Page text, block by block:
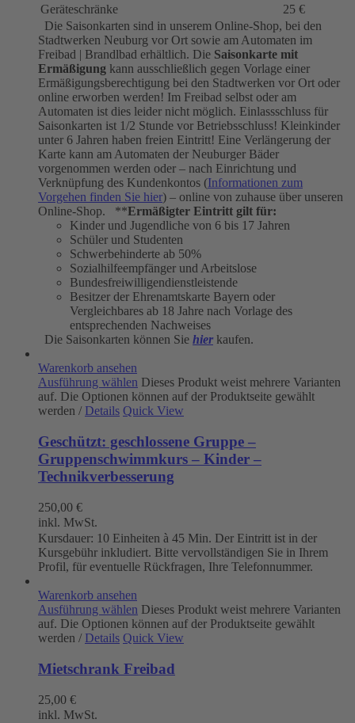
Geräteschränke
25 €
Die Saisonkarten sind in unserem Online-Shop, bei den
Stadtwerken Neuburg vor Ort sowie am Automaten im
Freibad | Brandlbad erhältlich. Die Saisonkarte mit
Ermäßigung kann ausschließlich gegen Vorlage einer
Ermäßigungsberechtigung bei den Stadtwerken vor Ort oder
online erworben werden! Im Freibad selbst oder am
Automaten ist dies leider nicht möglich. Einlassschluss für
Saisonkarten ist 1/2 Stunde vor Betriebsschluss! Kleinkinder
unter 6 Jahren haben freien Eintritt! Eine Verlängerung der
Karte kann am Automaten der Neuburger Bäder
vorgenommen werden oder – nach Einrichtung und
Verknüpfung des Kundenkontos (Informationen zum
Vorgehen finden Sie hier) – online von zuhause über unseren
Online-Shop. **Ermäßigter Eintritt gilt für:
Kinder und Jugendliche von 6 bis 17 Jahren
Schüler und Studenten
Schwerbehinderte ab 50%
Sozialhilfeempfänger und Arbeitslose
Bundesfreiwilligendienstleistende
Besitzer der Ehrenamtskarte Bayern oder
Vergleichbares ab 18 Jahre nach Vorlage des
entsprechenden Nachweises
Die Saisonkarten können Sie hier kaufen.
Warenkorb ansehen
Ausführung wählen Dieses Produkt weist mehrere Varianten
auf. Die Optionen können auf der Produktseite gewählt
werden / Details Quick View
Geschützt: geschlossene Gruppe –
Gruppenschwimmkurs – Kinder –
Technikverbesserung
250,00 €
inkl. MwSt.
Kursdauer: 10 Einheiten à 45 Min. Der Eintritt ist in der
Kursgebühr inkludiert. Bitte vervollständigen Sie in Ihrem
Profil, für eventuelle Rückfragen, Ihre Telefonnummer.
Warenkorb ansehen
Ausführung wählen Dieses Produkt weist mehrere Varianten
auf. Die Optionen können auf der Produktseite gewählt
werden / Details Quick View
Mietschrank Freibad
25,00 €
inkl. MwSt.